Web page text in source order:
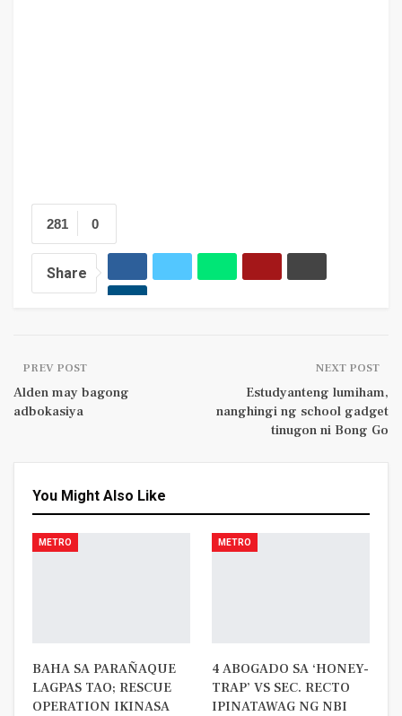
0
281
Share
PREV POST
Alden may bagong
adbokasiya
NEXT POST
Estudyanteng lumiham,
nanghingi ng school gadget
tinugon ni Bong Go
You Might Also Like
METRO
BAHA SA PARAÑAQUE
LAGPAS TAO; RESCUE
OPERATION IKINASA
METRO
4 ABOGADO SA ‘HONEY-
TRAP’ VS SEC. RECTO
IPINATAWAG NG NBI